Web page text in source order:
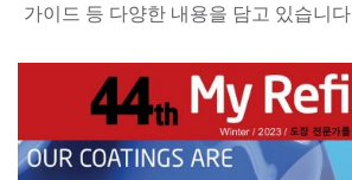
가이드 등 다양한 내용을 담고 있습니다.